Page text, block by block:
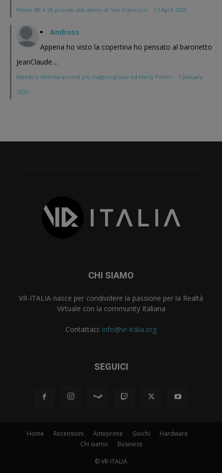
Pimax 8K e 5K provati alla demo di San Francisco · 12 April 2025
Andross
Appena ho visto la copertina ho pensato al baronetto
JeanClaude....
Maestro diventa ancora più magico grazie ad Harry Potter · 7 January
2025
CHI SIAMO
VR-ITALIA nasce per condividere la passione per la Realtà
Virtuale con la community Italiana
Contattaci: info@vr-italia.org
SEGUICI
Home Recensioni Anteprime Giochi
Hardware
Chi siamo
Business
© VR-ITALIA